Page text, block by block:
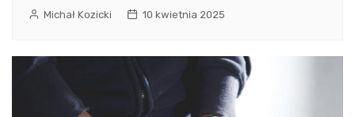
Michał Kozicki 10 kwietnia 2025